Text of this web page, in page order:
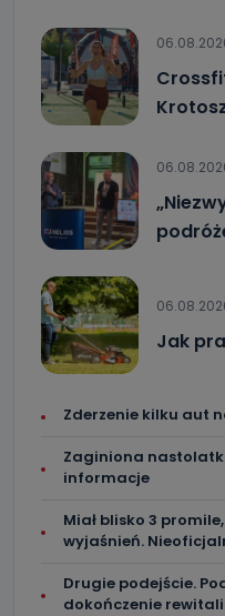
Jak
Zderzenie kilku aut
Zaginiona
informacje
Miał blisko 3
wyjaśnień.
Drugie podejście.
dokończenie